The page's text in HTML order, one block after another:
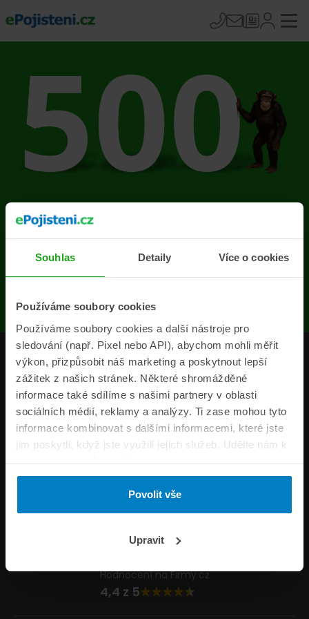
Souhlas Detaily Více o cookies
Používáme soubory cookies
Používáme soubory cookies a další nástroje pro
sledování (např. Pixel nebo API), abychom mohli měřit
výkon, přizpůsobit náš marketing a poskytnout lepší
zážitek z našich stránek. Některé shromážděné
informace také sdílíme s našimi partnery v oblasti
sociálních médií, reklamy a analýzy. Ti zase mohou tyto
informace kombinovat s dalšími informacemi, které jste
jim poskytli, když jste využili jejich služeb. Udělte nám k
tomu prosím svůj souhlas.
Povolit vše
Upravit
Na stránce se vyskytla
chyba
Produkty
Pojišťovny
Informace
ePojisteni.cz
Formuláře
Napište nám
Hodnocení na Firmy.cz
4,4 z 5